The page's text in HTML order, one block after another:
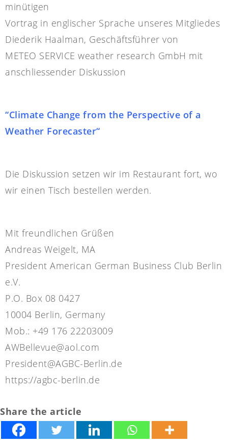
minütigen
Vortrag in englischer Sprache unseres Mitgliedes
Diederik Haalman, Geschäftsführer von
METEO SERVICE weather research GmbH mit
anschliessender Diskussion
“Climate Change from the Perspective of a
Weather Forecaster“
Die Diskussion setzen wir im Restaurant fort, wo
wir einen Tisch bestellen werden.
Mit freundlichen Grüßen
Andreas Weigelt, MA
President American German Business Club Berlin
e.V.
P.O. Box 08 0427
10004 Berlin, Germany
Mob.: +49 176 22203009
AWBellevue@aol.com
President@AGBC-Berlin.de
https://agbc-berlin.de
Share the article